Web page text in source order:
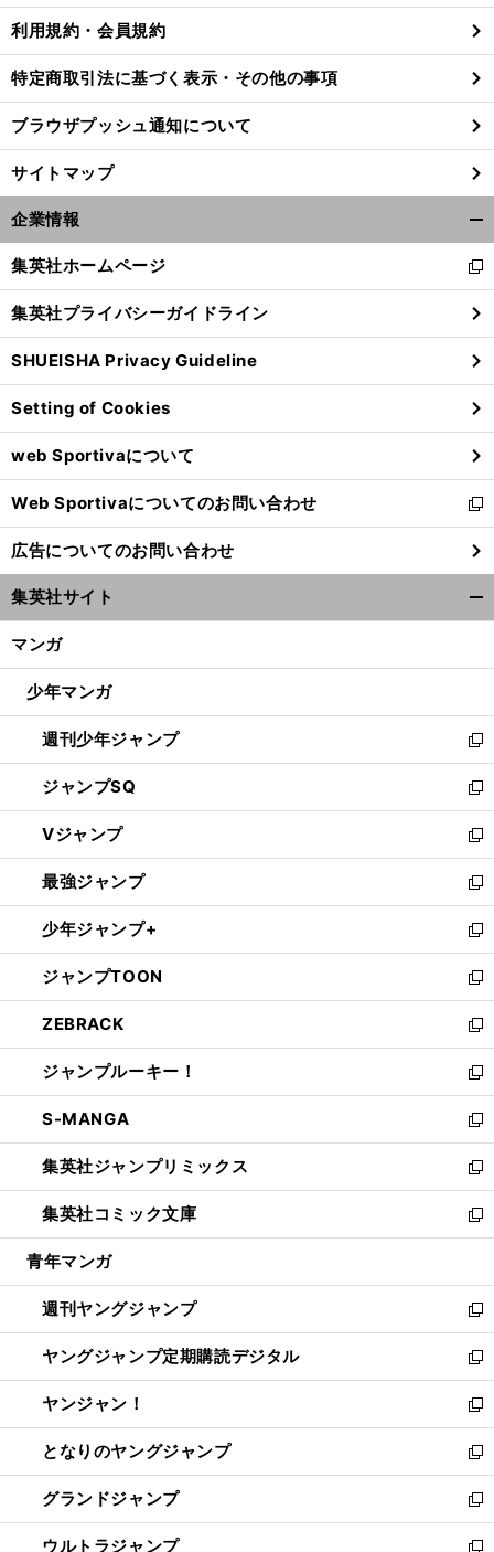
利用規約・会員規約
特定商取引法に基づく表示・その他の事項
ブラウザプッシュ通知について
サイトマップ
企業情報
閉
る
集英社ホームページ
新
し
い
ウ
ィ
ン
ド
ウ
で
開
く
集英社プライバシーガイドライン
SHUEISHA Privacy Guideline
Setting of Cookies
web Sportivaについて
Web Sportivaについてのお問い合わせ
新
し
い
ウ
ィ
ン
ウ
開
く
広告についてのお問い合わせ
集英社サイト
マンガ
少年マンガ
週刊少年ジャンプ
新
し
い
ウ
ィ
ン
ド
ウ
で
開
く
ジャンプSQ
新
し
い
ウ
ィ
ン
ド
ウ
で
開
く
Vジャンプ
新
し
い
ウ
ィ
ン
ド
ウ
で
開
く
最強ジャンプ
新
し
い
ウ
ィ
ン
ド
ウ
で
開
く
少年ジャンプ+
新
し
い
ウ
ィ
ン
ド
ウ
で
開
く
ジャンプTOON
新
し
い
ウ
ィ
ン
ド
ウ
で
開
く
ZEBRACK
新
し
い
ウ
ィ
ン
ド
ウ
で
開
ジャンプルーキー！
新
し
い
ウ
ィ
ン
ド
ウ
開
く
S-MANGA
新
し
い
ウ
ィ
ン
ウ
で
開
く
集英社ジャンプリミックス
新
し
い
ウ
ン
ド
ウ
で
開
く
集英社コミック文庫
新
し
ウ
ィ
ン
ド
ウ
で
開
く
青年マンガ
週刊ヤングジャンプ
新
し
い
ウ
ィ
ン
ド
ウ
で
開
く
ヤングジャンプ定期購読デジタル
新
し
い
ウ
ィ
ン
ド
ウ
で
ヤンジャン！
新
し
い
ウ
ィ
ン
ド
となりのヤングジャンプ
新
し
い
ウ
グランドジャンプ
新
し
ウルトラジャンプ